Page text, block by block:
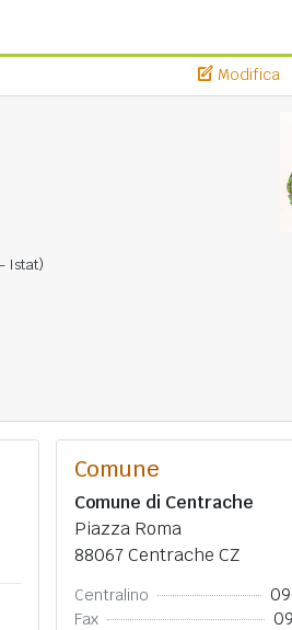
Modifica
Istat)
Comune
Comune di Centrache
Piazza Roma
88067 Centrache CZ
Centralino
Fax